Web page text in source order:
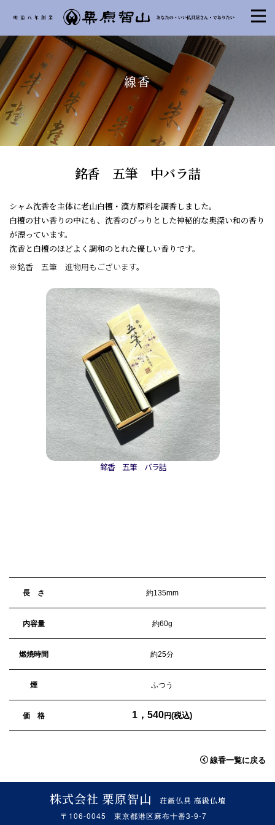
線香
銘香 五筆 中バラ詰
シャム沈香を主体に老山白檀・漢方原料を調香しました。
白檀の甘い香りの中にも、沈香のぴっりとした神秘的な奥深い和の香り
が漂っています。
沈香と白檀のほどよく調和のとれた優しい香りです。
※銘香 五筆 進物用もございます。
銘香 五筆 バラ詰
長 さ 約135mm
内容量 約60g
燃焼時間 約25分
煙 ふつう
価 格 1，540円(税込)
線香一覧に戻る
株式会社 栗原智山
荘厳仏具 高級仏壇
〒106-0045 東京都港区麻布十番3-9-7